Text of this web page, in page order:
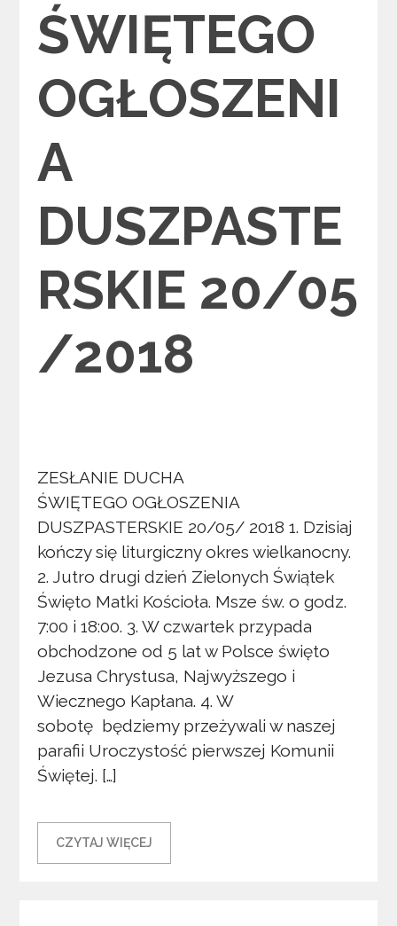
ŚWIĘTEGO
OGŁOSZENI
A
DUSZPASTE
RSKIE 20/05
/2018
ZESŁANIE DUCHA
ŚWIĘTEGO OGŁOSZENIA
DUSZPASTERSKIE 20/05/ 2018 1. Dzisiaj
kończy się liturgiczny okres wielkanocny.
2. Jutro drugi dzień Zielonych Świątek
Święto Matki Kościoła. Msze św. o godz.
7:00 i 18:00. 3. W czwartek przypada
obchodzone od 5 lat w Polsce święto
Jezusa Chrystusa, Najwyższego i
Wiecznego Kapłana. 4. W
sobotę będziemy przeżywali w naszej
parafii Uroczystość pierwszej Komunii
Świętej. […]
CZYTAJ WIĘCEJ